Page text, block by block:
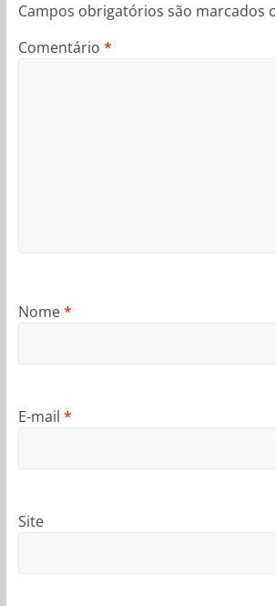
Campos obrigatórios são marcados
Comentário *
Nome*
E-mail *
Site